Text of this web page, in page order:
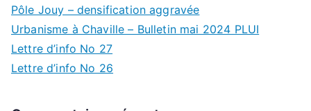
Pôle Jouy – densification aggravée
Urbanisme à Chaville – Bulletin mai 2024 PLUI
Lettre d’info No 27
Lettre d’info No 26